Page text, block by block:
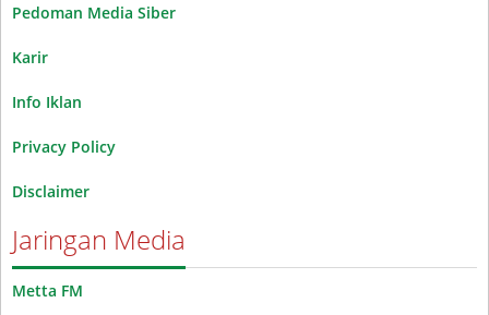
Pedoman Media Siber
Karir
Info Iklan
Privacy Policy
Disclaimer
Jaringan Media
Metta FM